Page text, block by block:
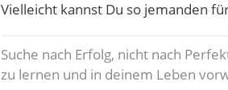
Vielleicht kannst Du so jemanden
Suche nach Erfolg, nicht nach
zu lernen und in deinem Leben